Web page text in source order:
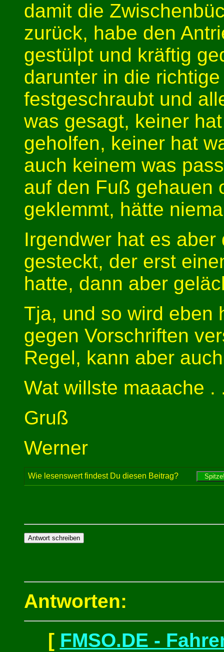
damit die
zurück, habe den
gestülpt und kräftig
darunter in die
festgeschraubt und
was gesagt, keiner
geholfen, keiner hat
auch keinem was
auf den Fuß gehauen
geklemmt, hätte
Irgendwer hat es
gesteckt, der erst
hatte, dann aber
Tja, und so wird eben
gegen Vorschriften
Regel, kann aber
Wat willste maaache .
Gruß
Werner
Wie lesenswert findest Du diesen Beitrag?
Antworten:
[ FMSO.DE -